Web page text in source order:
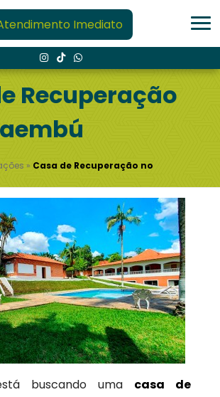
Imediato
Recuperação
» Casa de Recuperação no
buscando uma casa de